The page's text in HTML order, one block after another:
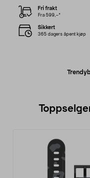
Fri frakt
Fra 599,–*
Sikkert
365 dagers åpent kjøp